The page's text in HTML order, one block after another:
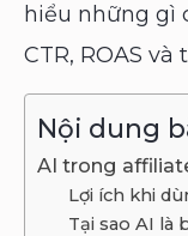
hiểu những gì
CTR, ROAS
Nội dung
AI trong
Lợi ích khi
Tại sao AI là